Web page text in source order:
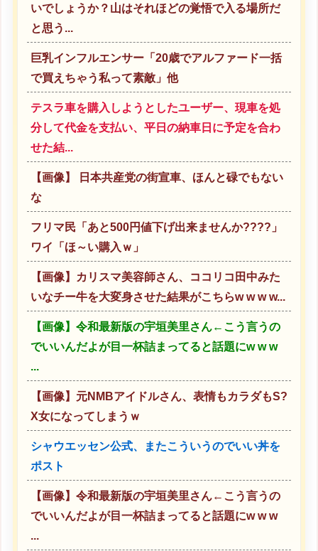
いでしょうか？山はそれほどの覚悟で入る場所だ
と思う...
巨乳インフルエンサー「20歳でアルファード一括
で買えちゃう私って素敵」他
テスラ車を購入しようとしたユーザー、現車を処
分して代金を支払い、平日の納車日に予定を合わ
せた結...
【画像】 日本共産党の街宣車、ほんと碌でもない
な
フリマ民「あと500円値下げ出来ませんか????」
ワイ「ほ～い購入ｗ」
【画像】カリスマ美容師さん、ココリコ田中みた
いなチー牛を大変身させた結果がこちらw w w w...
【画像】令和最新版の宇垣美里さん←こう言うの
でいいんだよが目一杯詰まってると話題にw w w
...
【画像】元NMBアイドルさん、表情もカラダもS?
X女になってしまうｗ
シャウエッセン公式、またこういうのでいい丼を
ポスト
【画像】令和最新版の宇垣美里さん←こう言うの
でいいんだよが目一杯詰まってると話題にw w w
...